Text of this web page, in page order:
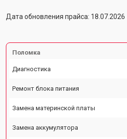
Дата обновления прайса: 18.07.2026
Поломка
Диагностика
Ремонт блока питания
Замена материнской платы
Замена аккумулятора